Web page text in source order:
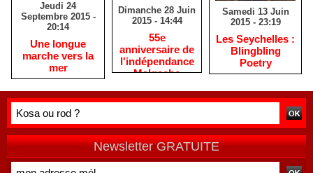
Jeudi 24
Septembre 2015 -
20:14
Une longue
marche vers la
mer
Dimanche 28 Juin
2015 - 14:44
55e
anniversaire de
l'indépendance
Malgache
Samedi 13 Juin
2015 - 23:19
Les Seychelles :
Blingbling
Poetry
Newsletter GRATUITE